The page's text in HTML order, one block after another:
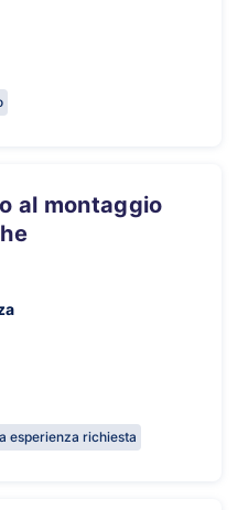
esperienza richiesta